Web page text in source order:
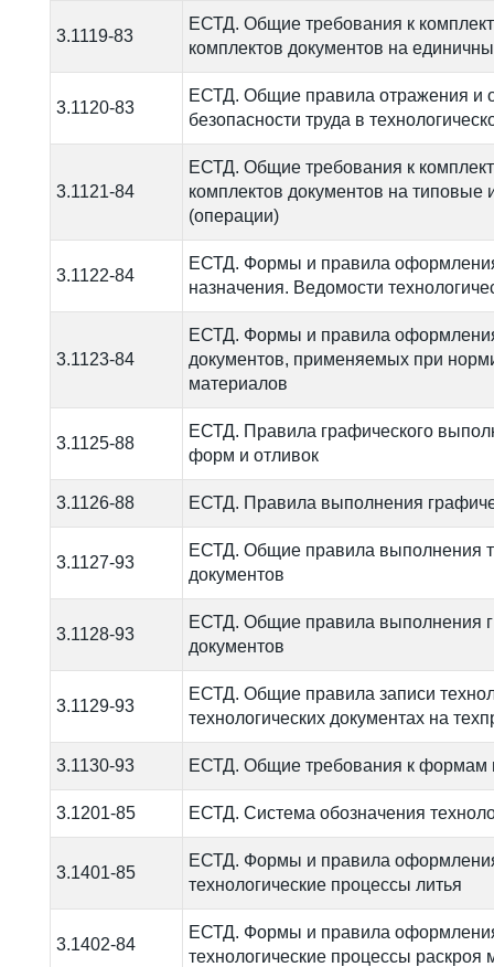
3.1119-83
ЕСТД. Общие требования к
комплектов документов на
3.1120-83
ЕСТД. Общие правила отражения и
безопасности труда в
3.1121-84
ЕСТД. Общие требования к
комплектов документов на типовые
(операции)
3.1122-84
ЕСТД. Формы и правила
назначения. Ведомости
3.1123-84
ЕСТД. Формы и правила оформления
документов, применяемых при
материалов
3.1125-88
ЕСТД. Правила графического
форм и отливок
3.1126-88 ЕСТД. Правила выполнения
3.1127-93
ЕСТД. Общие правила выполнения
документов
3.1128-93
ЕСТД. Общие правила выполнения
документов
3.1129-93
ЕСТД. Общие правила записи
технологических документах на
3.1130-93 ЕСТД. Общие требования к формам
3.1201-85 ЕСТД. Система обозначения
3.1401-85
ЕСТД. Формы и правила
технологические процессы литья
3.1402-84
ЕСТД. Формы и правила
технологические процессы раскроя